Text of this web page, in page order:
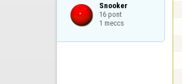
Snooker
16 pont
1 meccs